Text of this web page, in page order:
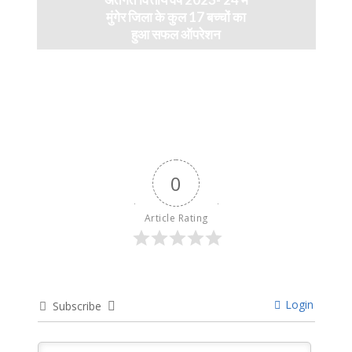
मुंगेर जिला के कुल 17 बच्चों का
हुआ सफल ऑपरेशन
0
Article Rating
Subscribe Login